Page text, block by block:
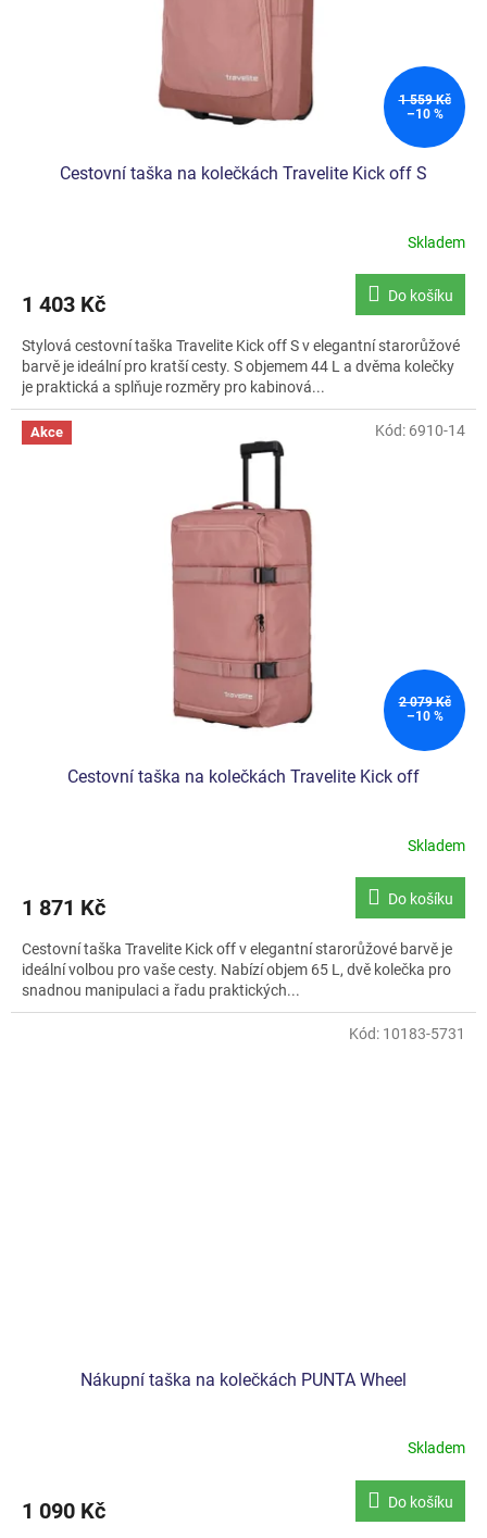
1 559 Kč
–10 %
Cestovní taška na kolečkách Travelite Kick off S
je
z
5
hvězdiček.
Skladem
1 403 Kč Do košíku
Stylová cestovní taška Travelite Kick off S v elegantní starorůžové
barvě je ideální pro kratší cesty. S objemem 44 L a dvěma kolečky
je praktická a splňuje rozměry pro kabinová...
Akce
2 079 Kč
–10 %
Cestovní taška na kolečkách Travelite Kick off
je
z
5
hvězdiček.
Skladem
1 871 Kč Do košíku
Cestovní taška Travelite Kick off v elegantní starorůžové barvě je
ideální volbou pro vaše cesty. Nabízí objem 65 L, dvě kolečka pro
snadnou manipulaci a řadu praktických...
Kód: 6910-14
Nákupní taška na kolečkách PUNTA Wheel
je
Skladem
1 090 Kč Do košíku
Kód: 10183-5731